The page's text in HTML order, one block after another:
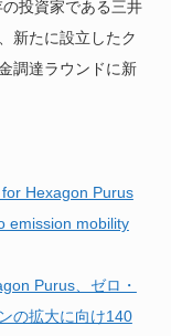
投資家である三井
新たに設立したク
調達ラウンドに新
Hexagon Purus
emission mobility
Purus、ゼロ・
の拡大に向け140